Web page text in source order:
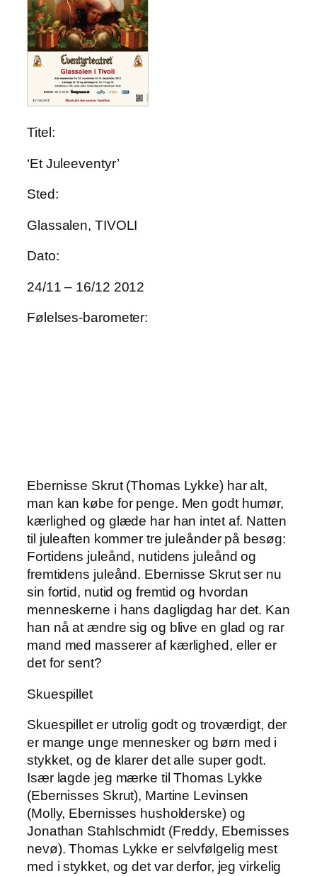
Titel:
‘Et Juleeventyr’
Sted:
Glassalen, TIVOLI
Dato:
24/11 – 16/12 2012
Følelses-barometer:
Ebernisse Skrut (Thomas Lykke) har alt,
man kan købe for penge. Men godt humør,
kærlighed og glæde har han intet af. Natten
til juleaften kommer tre juleånder på besøg:
Fortidens juleånd, nutidens juleånd og
fremtidens juleånd. Ebernisse Skrut ser nu
sin fortid, nutid og fremtid og hvordan
menneskerne i hans dagligdag har det. Kan
han nå at ændre sig og blive en glad og rar
mand med masserer af kærlighed, eller er
det for sent?
Skuespillet
Skuespillet er utrolig godt og troværdigt, der
er mange unge mennesker og børn med i
stykket, og de klarer det alle super godt.
Især lagde jeg mærke til Thomas Lykke
(Ebernisses Skrut), Martine Levinsen
(Molly, Ebernisses husholderske) og
Jonathan Stahlschmidt (Freddy, Ebernisses
nevø). Thomas Lykke er selvfølgelig mest
med i stykket, og det var derfor, jeg virkelig